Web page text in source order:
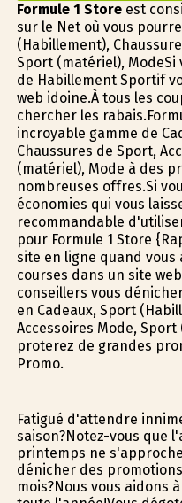
Formule 1 Storeest
sur le Net où vous
(Habillement),
Sport (matériel),
de Habillement Sportif
web idoine.À tous les
chercher les
incroyable gamme de
Chaussures de Sport,
(matériel), Mode à des
nombreuses offres.Si
économies qui vous
recommandable
pour Formule 1 Store
site en ligne quand vous
courses dans un site
conseillers vous
en Cadeaux, Sport
Accessoires Mode,
profiterez de grandes
Promo.
Fatigué d'attendre
saison?Notez-vous que
printemps ne
dénicher des
mois?Nous vous aidons